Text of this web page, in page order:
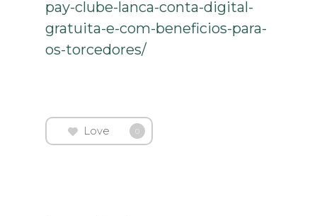
pay-clube-lanca-conta-digital-
gratuita-e-com-beneficios-para-
os-torcedores/
Love 0